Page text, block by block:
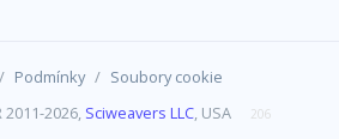
/ Podmínky / Soubory cookie
2026, Sciweavers LLC, USA 206